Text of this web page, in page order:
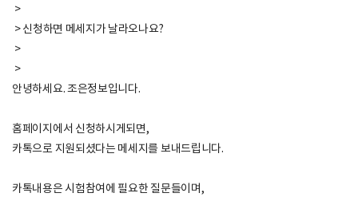
>
> 신청하면 메세지가 날라오나요?
>
>
안녕하세요. 조은정보입니다.
홈페이지에서 신청하시게되면,
카톡으로 지원되셨다는 메세지를 보내드립니다.
카톡내용은 시험참여에 필요한 질문들이며,